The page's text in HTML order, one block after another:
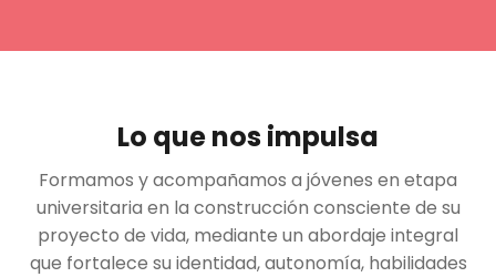
Lo que nos impulsa
Formamos y acompañamos a jóvenes en etapa
universitaria en la construcción consciente de su
proyecto de vida, mediante un abordaje integral
que fortalece su identidad, autonomía, habilidades